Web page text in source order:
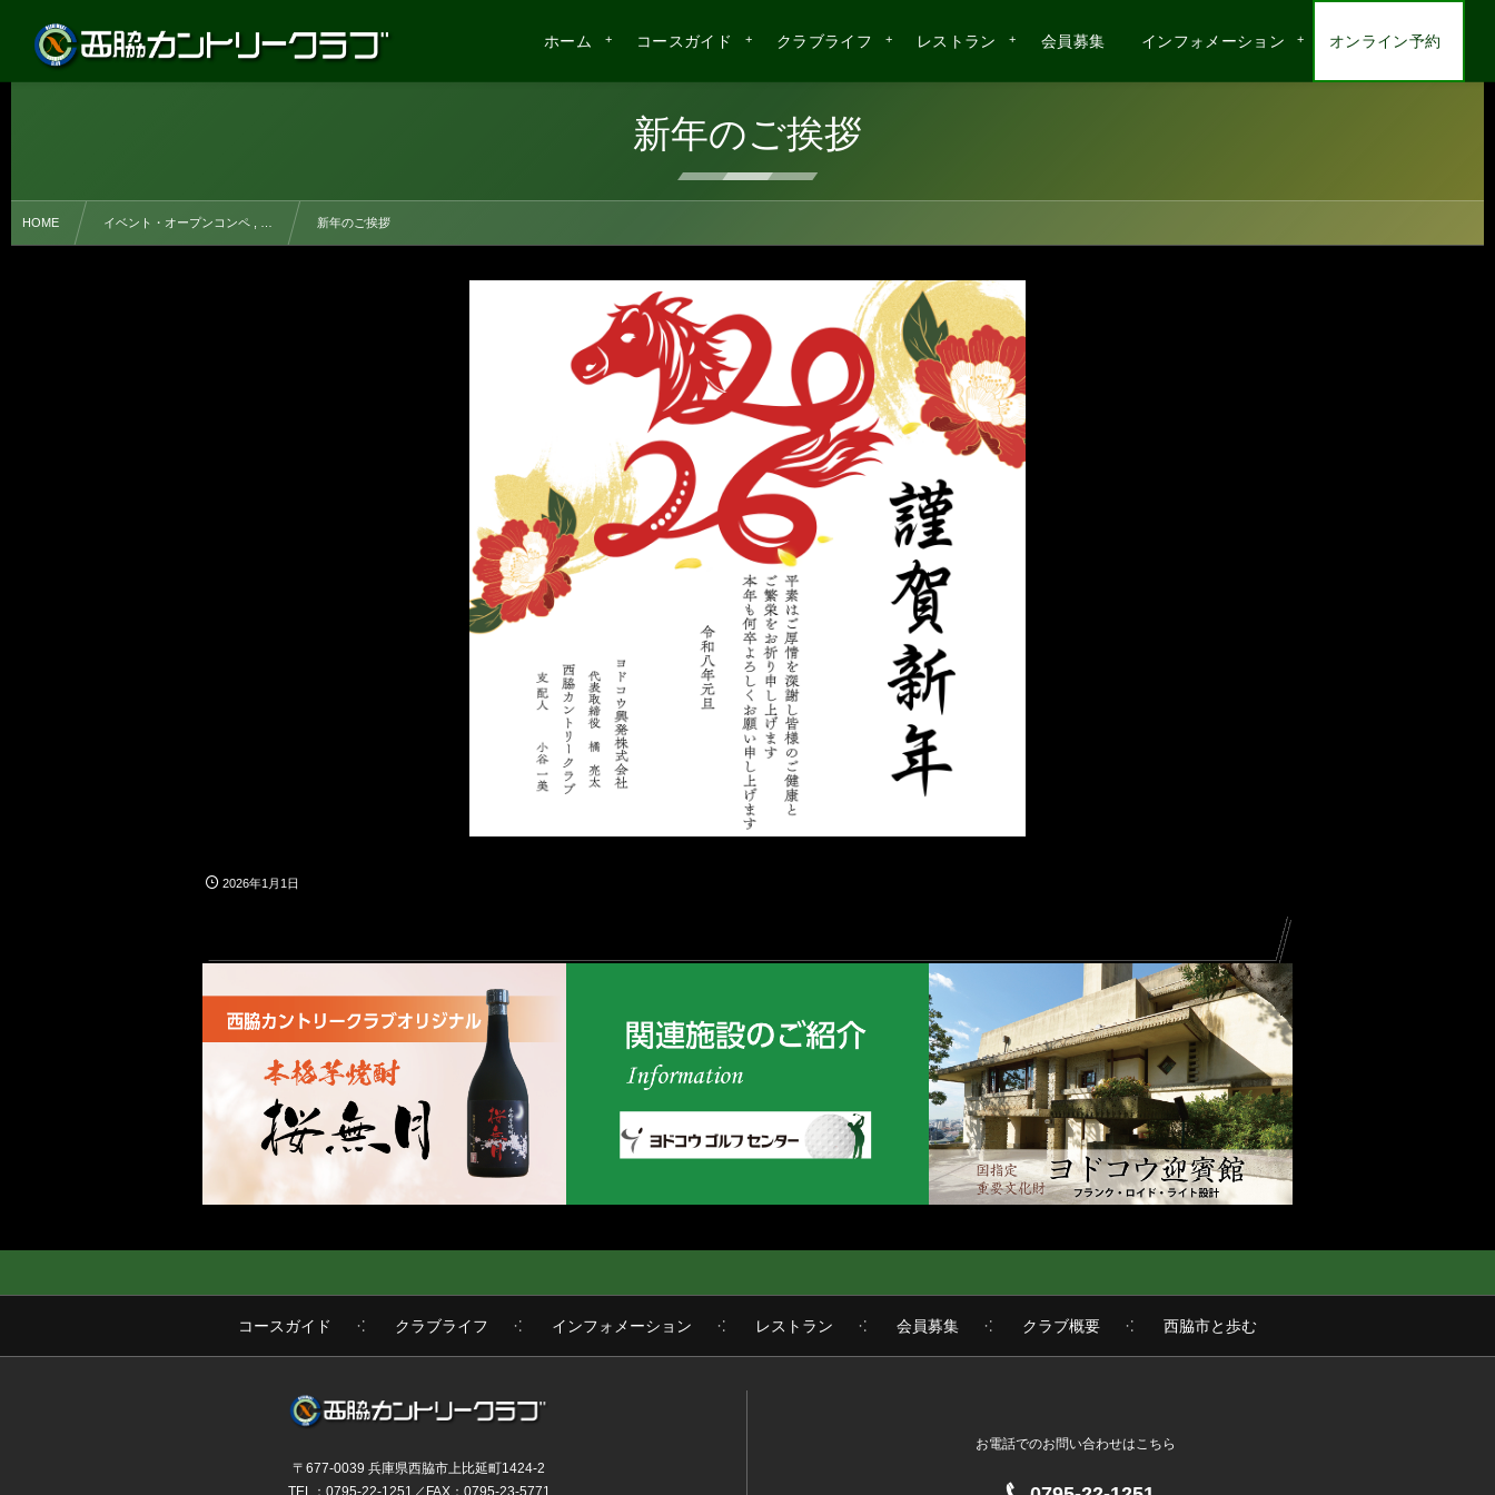
ホーム
ホーム コースガイド
コースガイド クラブライフ
クラブライフ レストラン
レストラン 会員募集 インフォメーション
インフォメーション オンライン予約
新年のご挨拶
HOME イベント・オープンコンペ , … 新年のご挨拶
2026年1月1日
コースガイド クラブライフ インフォメーション レストラン 会員募集 クラブ概要 西脇市と歩む
〒677-0039 兵庫県西脇市上比延町1424-2
TEL：0795-22-1251／FAX：0795-23-5771
お電話でのお問い合わせはこちら